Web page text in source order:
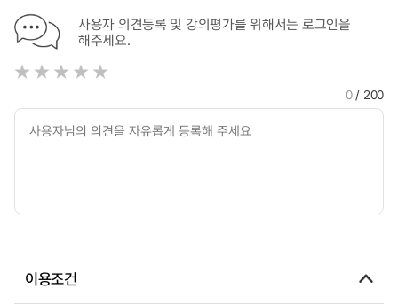
사용자 의견등록 및 강의평가를 위해서는 로그인을
해주세요.
0/ 200
이용조건